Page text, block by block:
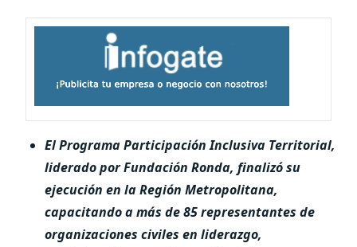
El Programa Participación Inclusiva Territorial,
liderado por Fundación Ronda, finalizó su
ejecución en laRegión Metropolitana,
capacitandoamás de85 representantes de
organizaciones civiles en liderazgo,